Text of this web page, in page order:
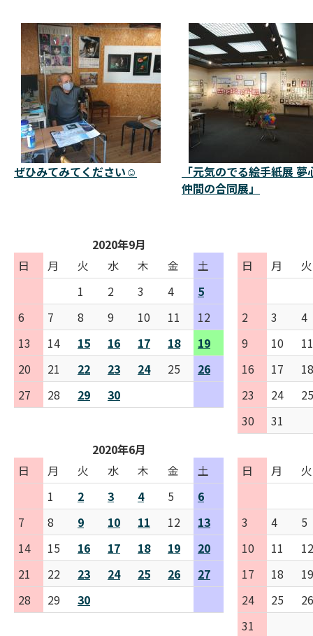
ぜひみてみてください☺️
「元気のでる絵手紙展 夢
仲間の合同展」
2020年9月
日
月 火 水 木 金
土
1
2 3 4
5
6
7 8 9 10 11
12
13
14 15 16 17 18
19
20
21 22 23 24 25
26
27
28 29 30
日 月 火
2 3
4
9
10
11
16
17
18
23
24
25
30
31
2020年6月
日
月 火 水 木 金
土
1
2 3 4 5
6
7
8 9 10 11 12
13
14
15 16 17 18 19
20
21
22 23 24 25 26
27
28
29 30
日 月 火
3 4
5
10
11
12
17
18
19
24
25
26
31